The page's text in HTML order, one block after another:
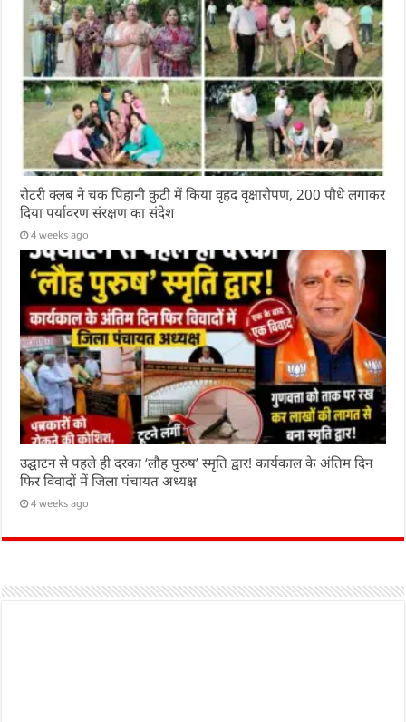
रोटरी क्लब ने चक पिहानी कुटी में किया वृहद वृक्षारोपण, 200 पौधे लगाकर
दिया पर्यावरण संरक्षण का संदेश
4 weeks ago
उद्घाटन से पहले ही दरका ‘लौह पुरुष’ स्मृति द्वार! कार्यकाल के अंतिम दिन
फिर विवादों में जिला पंचायत अध्यक्ष
4 weeks ago